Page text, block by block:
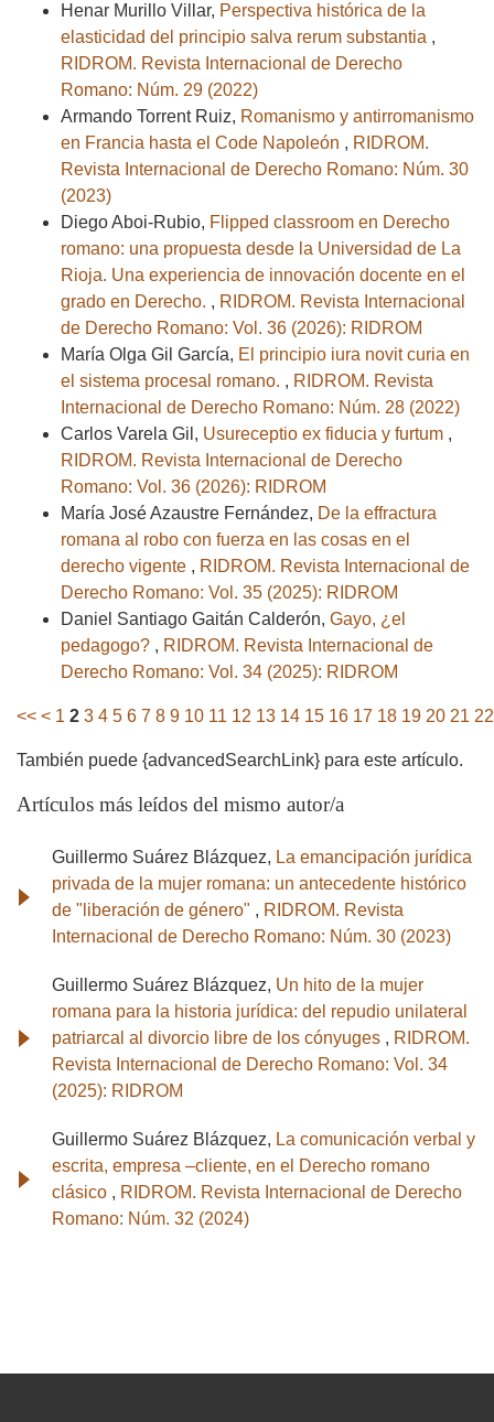
Henar Murillo Villar, Perspectiva histórica de la
elasticidad del principio salva rerum substantia ,
RIDROM. Revista Internacional de Derecho
Romano: Núm. 29 (2022)
Armando Torrent Ruiz, Romanismo y antirromanismo
en Francia hasta el Code Napoleón , RIDROM.
Revista Internacional de Derecho Romano: Núm. 30
(2023)
Diego Aboi-Rubio, Flipped classroom en Derecho
romano: una propuesta desde la Universidad de La
Rioja. Una experiencia de innovación docente en el
grado en Derecho. , RIDROM. Revista Internacional
de Derecho Romano: Vol. 36 (2026): RIDROM
María Olga Gil García, El principio iura novit curia en
el sistema procesal romano. , RIDROM. Revista
Internacional de Derecho Romano: Núm. 28 (2022)
Carlos Varela Gil, Usureceptio ex fiducia y furtum ,
RIDROM. Revista Internacional de Derecho
Romano: Vol. 36 (2026): RIDROM
María José Azaustre Fernández, De la effractura
romana al robo con fuerza en las cosas en el
derecho vigente , RIDROM. Revista Internacional de
Derecho Romano: Vol. 35 (2025): RIDROM
Daniel Santiago Gaitán Calderón, Gayo, ¿el
pedagogo? , RIDROM. Revista Internacional de
Derecho Romano: Vol. 34 (2025): RIDROM
<< < 1 2 3 4 5 6 7 8 9 10 11 12 13 14 15 16 17 18 19 20 21 22
También puede {advancedSearchLink} para este artículo.
Artículos más leídos del mismo autor/a
Guillermo Suárez Blázquez, La emancipación jurídica
privada de la mujer romana: un antecedente histórico
de "liberación de género" , RIDROM. Revista
Internacional de Derecho Romano: Núm. 30 (2023)
Guillermo Suárez Blázquez, Un hito de la mujer
romana para la historia jurídica: del repudio unilateral
patriarcal al divorcio libre de los cónyuges , RIDROM.
Revista Internacional de Derecho Romano: Vol. 34
(2025): RIDROM
Guillermo Suárez Blázquez, La comunicación verbal y
escrita, empresa –cliente, en el Derecho romano
clásico , RIDROM. Revista Internacional de Derecho
Romano: Núm. 32 (2024)